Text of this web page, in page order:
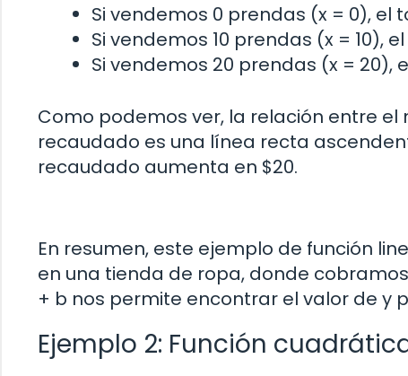
Si vendemos 0 prendas (x = 0),
Si vendemos 10 prendas (x = 10),
Si vendemos 20 prendas (x =
Como podemos ver, la relación entre
recaudado es una línea recta
recaudado aumenta en $20.
En resumen, este ejemplo de función
en una tienda de ropa, donde
+ b nos permite encontrar el valor de y
Ejemplo 2: Función